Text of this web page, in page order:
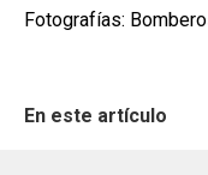
Fotografías:
En este artículo